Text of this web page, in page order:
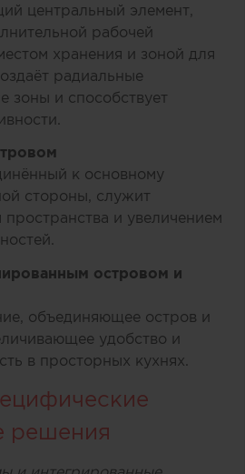
центральный элемент,
рабочей
хранения и зоной для
радиальные
зоны и способствует
к основному
стороны, служит
пространства и увеличением
островом и
объединяющее остров и
удобство и
в просторных кухнях.
решения